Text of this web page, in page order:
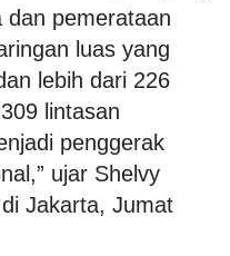
dan pemerataan
luas yang
lebih dari 226
lintasan
penggerak
ujar Shelvy
Jakarta, Jumat